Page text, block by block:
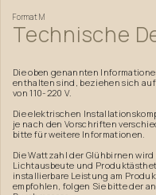
FormatM
Technische
Die oben genannten
enthalten sind, beziehen sich
von 110-220 V.
Die elektrischen
je nach den Vorschriften
bitte für weitere Informationen.
Die Wattzahl der Glühbirnen
Lichtausbeute und
installierbare Leistung am
empfohlen, folgen Sie bitte der